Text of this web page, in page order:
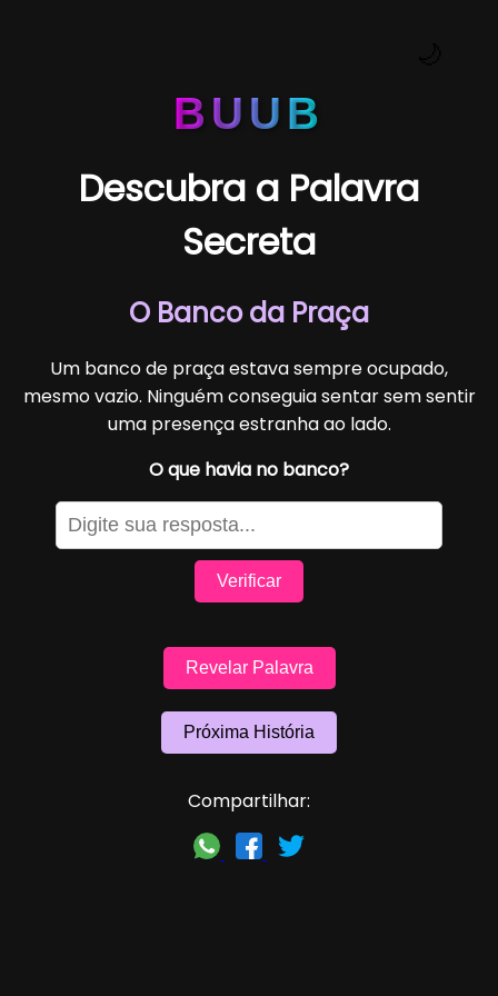
BUUB
Descubra a Palavra
Secreta
O Banco da Praça
Um banco de praça estava sempre ocupado,
mesmo vazio. Ninguém conseguia sentar sem sentir
uma presença estranha ao lado.
O que havia no banco?
Verificar
Revelar Palavra
Próxima História
Compartilhar: